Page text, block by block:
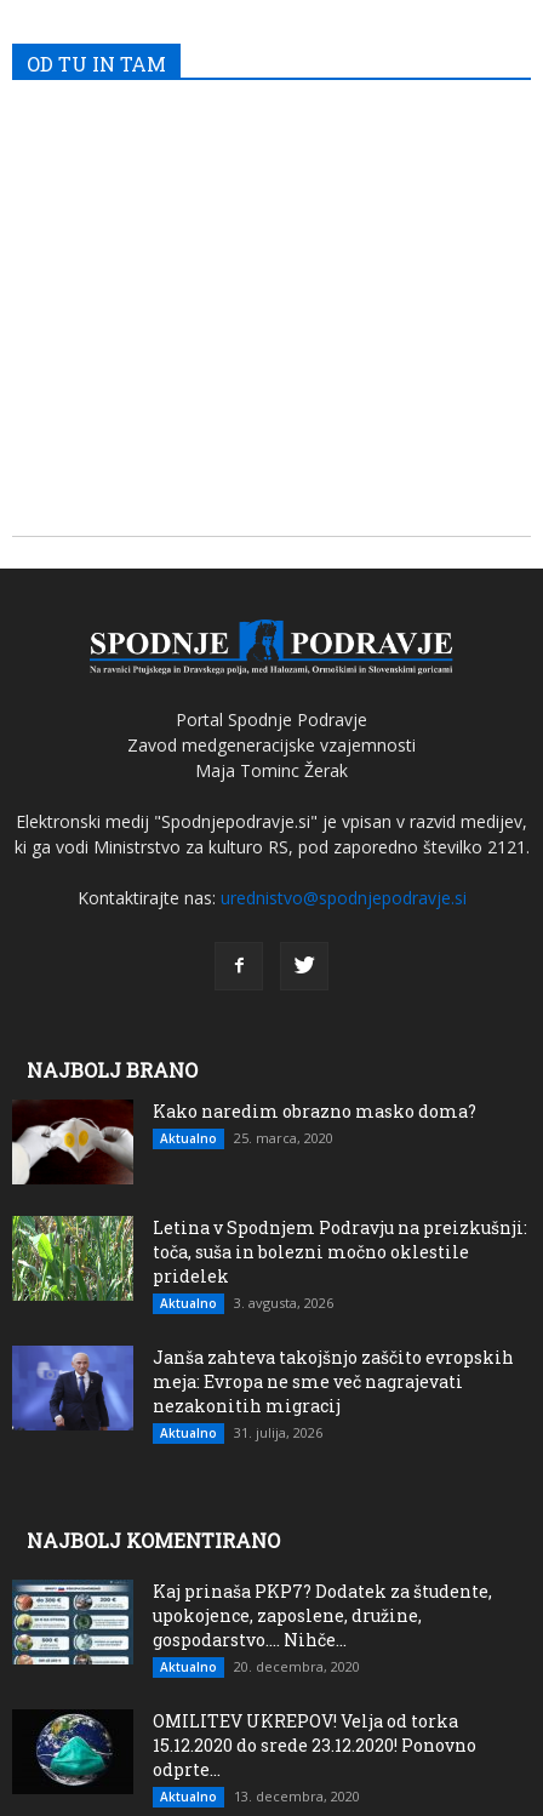
OD TU IN TAM
Portal Spodnje Podravje
Zavod medgeneracijske vzajemnosti
Maja Tominc Žerak
Elektronski medij "Spodnjepodravje.si" je vpisan v razvid medijev,
ki ga vodi Ministrstvo za kulturo RS, pod zaporedno številko 2121.
Kontaktirajte nas: urednistvo@spodnjepodravje.si
NAJBOLJ BRANO
Kako naredim obrazno masko doma?
Aktualno 25. marca, 2020
Letina v Spodnjem Podravju na preizkušnji:
toča, suša in bolezni močno oklestile
pridelek
Aktualno 3. avgusta, 2026
Janša zahteva takojšnjo zaščito evropskih
meja: Evropa ne sme več nagrajevati
nezakonitih migracij
Aktualno 31. julija, 2026
NAJBOLJ KOMENTIRANO
Kaj prinaša PKP7? Dodatek za študente,
upokojence, zaposlene, družine,
gospodarstvo…. Nihče...
Aktualno 20. decembra, 2020
OMILITEV UKREPOV! Velja od torka
15.12.2020 do srede 23.12.2020! Ponovno
odprte...
Aktualno 13. decembra, 2020